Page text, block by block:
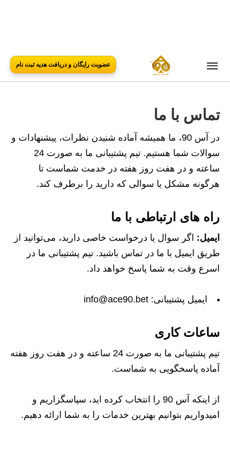
عضویت رایگان و دریافت هدیه ثبت نام
تماس با ما
در آس 90، ما همیشه آماده شنیدن نظرات، پیشنهادات و
سوالات شما هستیم. تیم پشتیبانی ما به صورت 24
ساعته و در هفت روز هفته در خدمت شماست تا
هرگونه مشکل یا سوالی که دارید را برطرف کند.
راه‌ های ارتباطی با ما
ایمیل: اگر سوال یا درخواست خاصی دارید، می‌توانید از
طریق ایمیل با ما در تماس باشید. تیم پشتیبانی ما در
اسرع وقت به شما پاسخ خواهد داد.
ایمیل پشتیبانی: info@ace90.bet
ساعات کاری
تیم پشتیبانی ما به صورت 24 ساعته و در هفت روز هفته
آماده پاسخگویی به شماست.
از اینکه آس 90 را انتخاب کرده‌ اید، سپاسگزاریم و
امیدواریم بتوانیم بهترین خدمات را به شما ارائه دهیم.